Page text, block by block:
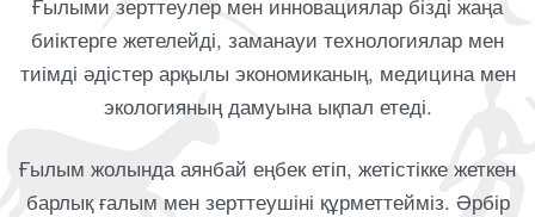
Ғылыми зерттеулер мен инновациялар бізді жаңа
биіктерге жетелейді, заманауи технологиялар мен
тиімді әдістер арқылы экономиканың, медицина мен
экологияның дамуына ықпал етеді.
Ғылым жолында аянбай еңбек етіп, жетістікке жеткен
барлық ғалым мен зерттеушіні құрметтейміз. Әрбір